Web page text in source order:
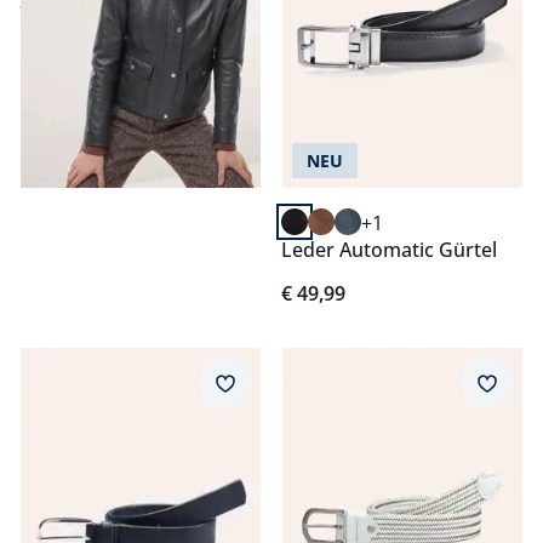
NEU
+1
Leder Automatic Gürtel
€ 49,99
Merkzettel